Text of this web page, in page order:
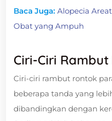
Baca Juga: Alopecia
Obat yang Ampuh
Ciri-Ciri
Ciri-ciri rambut rontok
beberapa tanda yang
dibandingkan dengan